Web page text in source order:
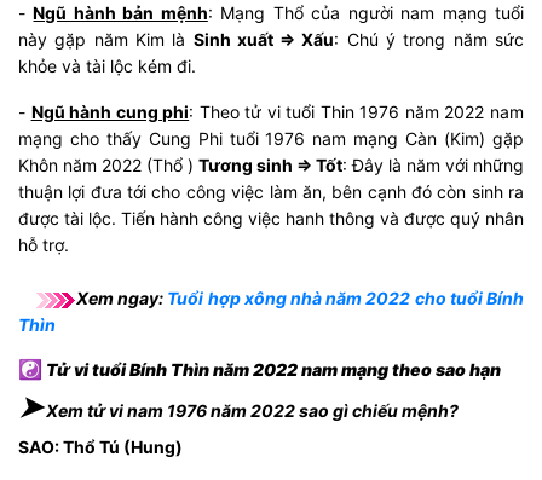
-Ngũ hành bản mệnh: Mạng Thổ của người nam mạng tuổi
này gặp năm Kim là Sinh xuất => Xấu: Chú ý trong năm sức
khỏe và tài lộc kém đi.
- Ngũ hành cung phi: Theo tử vi tuổi Thin 1976 năm 2022 nam
mạng cho thấy Cung Phi tuổi 1976 nam mạng Càn (Kim) gặp
Khôn năm 2022 (Thổ ) Tương sinh => Tốt: Đây là năm với những
thuận lợi đưa tới cho công việc làm ăn, bên cạnh đó còn sinh ra
được tài lộc. Tiến hành công việc hanh thông và được quý nhân
hỗ trợ.
Xem ngay: Tuổi hợp xông nhà năm 2022 cho tuổi Bính
Thìn
☯ Tử vi tuổi Bính Thìn năm 2022 nam mạng theo sao hạn
➤Xem tử vi nam 1976 năm 2022 sao gì chiếu mệnh?
SAO: Thổ Tú (Hung)